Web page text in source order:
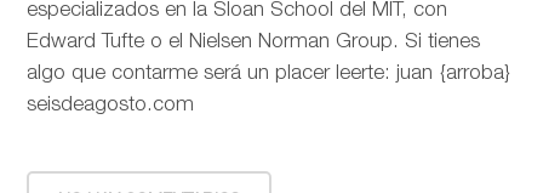
especializados en la Sloan School del MIT, con
Edward Tufte o el Nielsen Norman Group. Si tienes
algo que contarme será un placer leerte: juan {arroba}
seisdeagosto.com